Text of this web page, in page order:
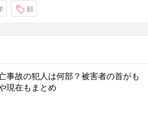
顔
事故の犯人は何部？被害者の首がも
現在もまとめ